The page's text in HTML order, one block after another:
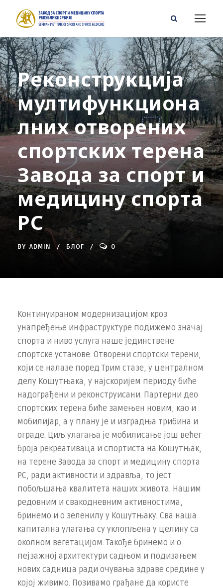
Реконструкција
мултифункциона
лних отворених
спортских терена
Завода за спорт и
медицину спорта
РС
BY ADMIN БЛОГ 0
Континуираном модернизацијом кроз
унапређење инфраструктуре подижемо значај
спорта и ниво услуга наше јединствене
спортске установе. Отворени спортски терени,
који се налазе поред Трим стазе, у централном
делу Кошутњака, у најскоријем периоду биће
надограђени и реконструисани. Партерни део
спортских терена биће замењен новим, као и
мобилијар, а у плану је и изградња трибина и
ограде. Циљ улагања је мобилисање још већег
броја рекреативаца и спортиста на Кошутњак,
на терене Завода за спорт и медицину спорта
РС, ради активности и здравља, то јест
побољшања квалитета наших живота. Нашим
редовним и свакодневним активностима,
бринемо и о зеленилу у Кошутњаку. Сва наша
капитална улагања су уклопљена у целину са
околном вегетацијом. Такође бринемо и о
пејзажној архитектури садњом и подизањем
нових садница ради очувања здраве средине у
којој живимо. Позивамо грађане да користе